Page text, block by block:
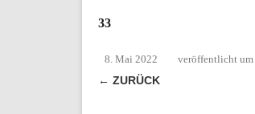
33
veröffentlicht
8. Mai 2022 um
← ZURÜCK